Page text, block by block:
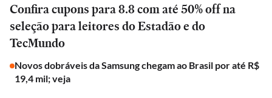
Confira cupons para 8.8 com até 50% off na
seleção para leitores do Estadão e do
TecMundo
Novos dobráveis da Samsung chegam ao Brasil por até R$
19,4 mil; veja